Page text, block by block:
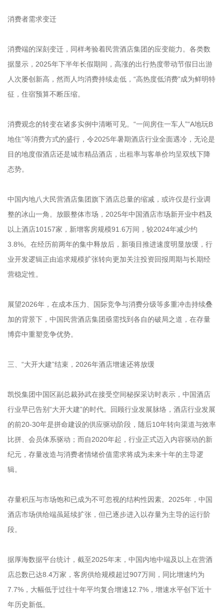
消费者需求变迁
消费端的深刻变迁，同样考验着民营酒店集团的应变能力。各类数
据显示，2025年下半年长假期间，高涨的出行热度带动节假日出游
人次屡创新高，然而人均消费持续走低，“高热度低消费”成为鲜明特
征，住宿预算不断压缩。
消费观念的转变在诸多实例中清晰可见。“一间房住一车人”“A地玩B
地住”等消费方式的盛行，令2025年暑期酒店行业全面遇冷，无论是
目的地度假酒店还是城市精品酒店，出租率与客单价均呈双线下降
态势。
中国内地八大民营酒店集团旗下酒店总量的缩减，或许仅是行业调
整的冰山一角。放眼整体市场，2025年中国酒店市场新开业中档及
以上酒店10157家，新增客房规模91.6万间，较2024年减少约
3.8%。在经历前两年的集中释放后，新项目推进速度明显放缓，行
业开发逻辑正由追求规模扩张转向更加关注投资回报周期与长期经
营稳定性。
展望2026年，在成本压力、国际竞争与消费分级等多重冲击持续叠
加的背景下，中国民营酒店集团亟需找到各自的破局之道，在存量
博弈中重塑竞争优势。
三、“大开大建”结束，2026年酒店增速还将放缓
凯悦集团中国区副总裁孙武在接受空间秘探采访时表示，中国酒店
行业早已告别“大开大建”的时代。回顾行业发展脉络，酒店行业发展
的前20-30年是拼命建设的供应驱动阶段，随后10年转向渠道与效率
比拼、会员体系驱动；而自2020年起，行业正式迈入内容驱动的新
纪元，存量改造与消费者情绪价值需求将成为未来十年的主导逻
辑。
存量积压与市场饱和已成为不可忽视的结构性因素。2025年，中国
酒店市场供给端虽延续扩张，但已逐步进入以存量为主导的运行阶
段。
据厚海数据平台统计，截至2025年末，中国内地中端及以上在营酒
店总数已达8.4万家，客房供给规模超过907万间，同比增速约为
7.7%，大幅低于过往十年平均复合增速12.7%，增速水平创下近十
年历史新低。